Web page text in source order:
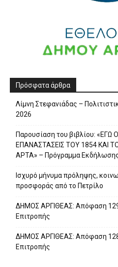
Πρόσφατα άρθρα
Λίμνη Στεφανιάδας –
2026
Παρουσίαση του βιβλίου: «ΕΓΩ
ΕΠΑΝΑΣΤΑΣΕΙΣ ΤΟΥ 1854 ΚΑΙ
ΑΡΤΑ» – Πρόγραμμα
Ισχυρό μήνυμα πρόληψης,
προσφοράς από το Πετρίλο
ΔΗΜΟΣ ΑΡΓΙΘΕΑΣ: Απόφαση
Επιτροπής
ΔΗΜΟΣ ΑΡΓΙΘΕΑΣ: Απόφαση
Επιτροπής